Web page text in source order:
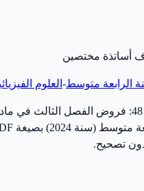
أساتذة مختصين
الرابعة متوسط- العلوم
تحميل الموضوع رقم 48: فروض الفصل الثالث
تصحيح.